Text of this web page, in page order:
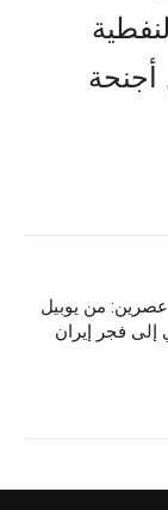
أجنحة
من يوبيل
إلى فجر إيران